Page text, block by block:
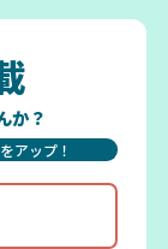
か？
アップ！